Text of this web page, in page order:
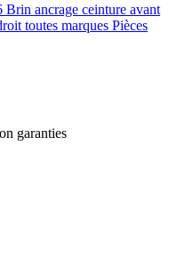
Brin ancrage ceinture avant
toutes marques Pièces
garanties